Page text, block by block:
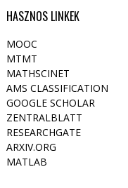
HASZNOS LINKEK
MOOC
MTMT
MATHSCINET
AMS CLASSIFICATION
GOOGLE SCHOLAR
ZENTRALBLATT
RESEARCHGATE
ARXIV.ORG
MATLAB